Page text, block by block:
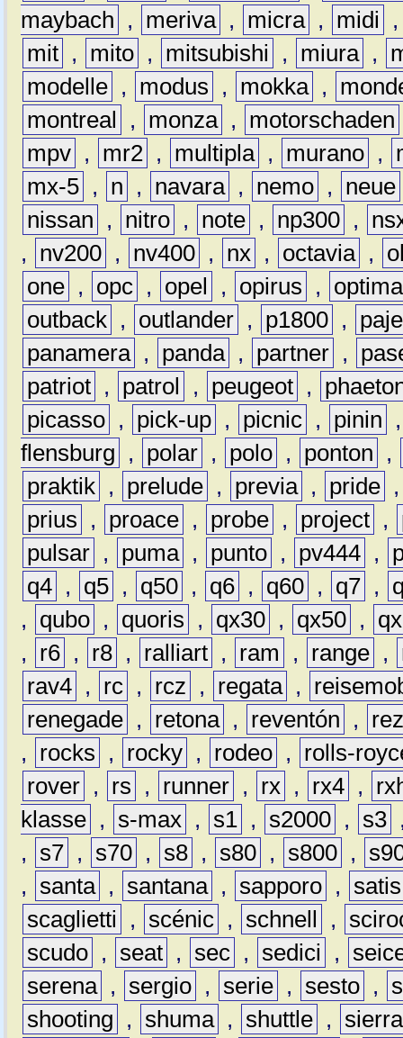
maybach
, meriva , micra , midi
mit , mito , mitsubishi , miura ,
modelle , modus , mokka ,
montreal
, monza , motorschaden
mpv , mr2 , multipla , murano ,
mx-5 , n , navara , nemo , neue
nissan
, nitro , note , np300 ,
,
nv200 , nv400 , nx , octavia ,
one , opc , opel , opirus ,
optima
outback , outlander , p1800 ,
panamera , panda , partner ,
patriot , patrol , peugeot ,
picasso , pick-up , picnic , pinin
flensburg
, polar , polo , ponton
,
praktik , prelude , previa , pride
prius
, proace , probe , project ,
pulsar , puma , punto , pv444 ,
q4 , q5 , q50 , q6 , q60 , q7 ,
,
qubo , quoris , qx30 , qx50 ,
,
r6 , r8 , ralliart , ram , range ,
rav4 , rc , rcz , regata ,
renegade , retona , reventón ,
,
rocks , rocky , rodeo ,
rolls-
rover , rs , runner , rx , rx4 ,
klasse , s-max , s1 , s2000 , s3
,
s7 , s70 , s8 , s80 , s800 ,
,
santa , santana , sapporo ,
satis
scaglietti
, scénic , schnell ,
scudo , seat , sec , sedici ,
serena , sergio , serie , sesto ,
shooting
, shuma , shuttle ,
sierra